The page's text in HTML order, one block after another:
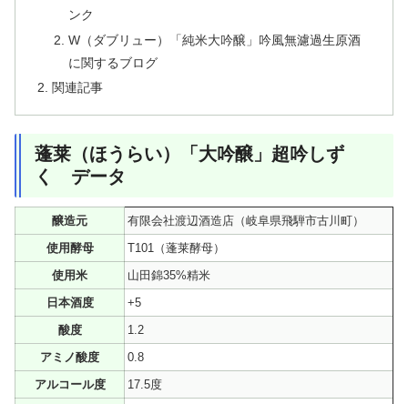
ンク
W（ダブリュー）「純米大吟醸」吟風無濾過生原酒
に関するブログ
関連記事
蓬莱（ほうらい）「大吟醸」超吟しず
く データ
醸造元
有限会社渡辺酒造店（岐阜県飛騨市古川町）
使用酵母
T101（蓬莱酵母）
使用米
山田錦35%精米
日本酒度
+5
酸度
1.2
アミノ酸度
0.8
アルコール度
17.5度